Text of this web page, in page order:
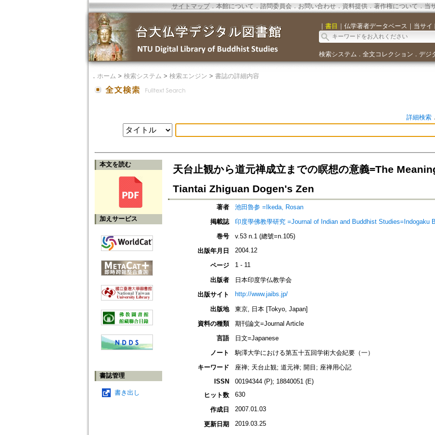
サイトマップ．本館について ． 諮問委員会． お問い合わせ． 資料提供． 著作権について．当
｜ 書目 ｜ 仏学著者データベース ｜ 当サイ
検索システム ． 全文コレクション ． デジ
． ホーム > 検索システム > 検索エンジン > 書誌の詳細内容
詳細検索．
本文を読む
加えサービス
書誌管理
書き出し
天台止観から道元禅成立までの瞑想の意義=The
Tiantai Zhiguan Dogen's Zen
著者
池田魯参 =Ikeda, Rosan
掲載誌
印度學佛教學研究 =Journal of Indian and Buddhist Studies=Indogaku
巻号
v.53 n.1 (總號=n.105)
出版年月日
2004.12
ページ 1 - 11
出版者
日本印度学仏教学会
出版サイト
http://www.jaibs.jp/
出版地
東京, 日本 [Tokyo, Japan]
資料の種類
期刊論文=Journal Article
言語
日文=Japanese
ノート
駒澤大学における第五十五回学術大会紀要（一）
キーワード
座禅; 天台止観; 道元禅; 開目; 座禅用心記
ISSN
00194344 (P); 18840051 (E)
ヒット数
630
作成日 2007.01.03
更新日期 2019.03.25